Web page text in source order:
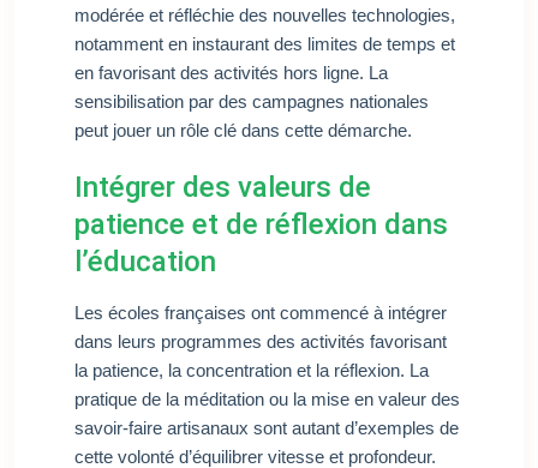
modérée et réfléchie des nouvelles technologies,
notamment en instaurant des limites de temps et
en favorisant des activités hors ligne. La
sensibilisation par des campagnes nationales
peut jouer un rôle clé dans cette démarche.
Intégrer des valeurs de
patience et de réflexion dans
l’éducation
Les écoles françaises ont commencé à intégrer
dans leurs programmes des activités favorisant
la patience, la concentration et la réflexion. La
pratique de la méditation ou la mise en valeur des
savoir-faire artisanaux sont autant d’exemples de
cette volonté d’équilibrer vitesse et profondeur.